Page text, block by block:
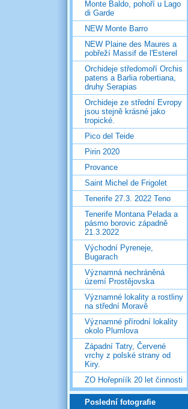
Monte Baldo, pohoří u Lago
di Garde
NEW Monte Barro
NEW Plaine des Maures a
pobřeží Massif de l'Esterel
Orchideje středomoří Orchis
patens a Barlia robertiana,
druhy Serapias
Orchideje ze střední Evropy
jsou stejně krásné jako
tropické.
Pico del Teide
Pirin 2020
Provance
Saint Michel de Frigolet
Tenerife 27.3. 2022 Teno
Tenerife Montana Pelada a
pásmo borovic západně
21.3.2022
Východní Pyreneje,
Bugarach
Významná nechráněná
území Prostějovska
Významné lokality a rostliny
na střední Moravě
Významné přírodní lokality
okolo Plumlova
Západní Tatry, Červené
vrchy z polské strany od
Kiry.
ZO Hořepníík 20 let činnosti
Poslední fotografie